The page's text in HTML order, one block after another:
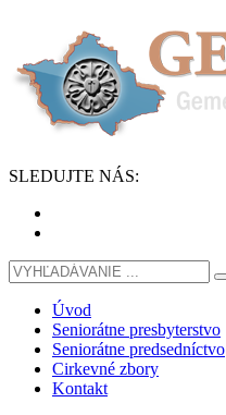
SLEDUJTE NÁS:
Úvod
Seniorátne presbyterstvo
Seniorátne predsedníctvo
Cirkevné zbory
Kontakt